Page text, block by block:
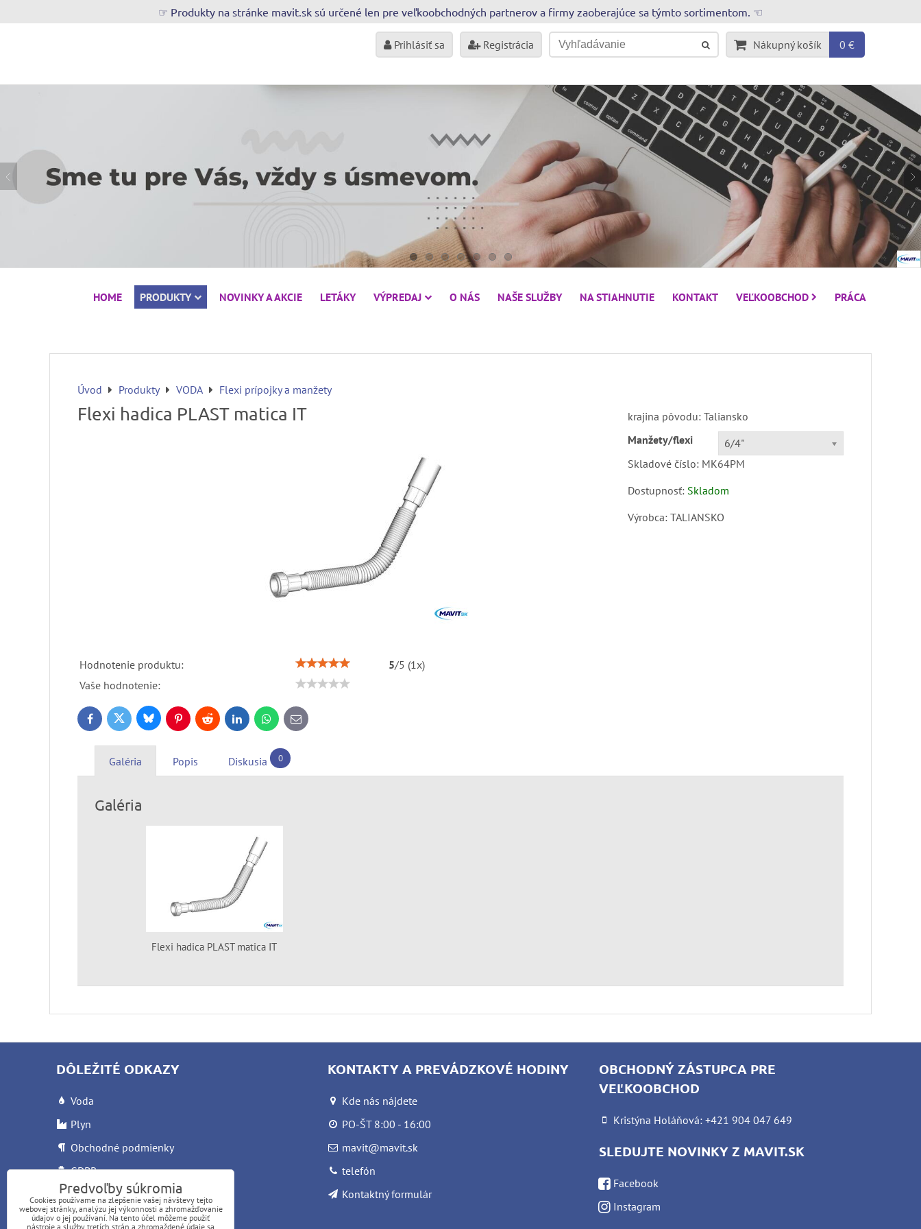
☞ Produkty na stránke mavit.sk sú určené len pre veľkoobchodných partnerov a firmy zaoberajúce sa týmto sortimentom. ☜
Prihlásiť sa Registrácia Nákupný košík 0 €
HOME PRODUKTY NOVINKY A AKCIE LETÁKY VÝPREDAJ O NÁS NAŠE SLUŽBY NA STIAHNUTIE KONTAKT VEĽKOOBCHOD PRÁCA
Úvod Produkty VODA Flexi prípojky a manžety
Flexi hadica PLAST matica IT
Hodnotenie produktu: 5/5 (1x)
Vaše hodnotenie:
krajina pôvodu: Taliansko
Manžety/flexi
6/4"
Skladové číslo: MK64PM
Dostupnosť: Skladom
Výrobca: TALIANSKO
FacebookTwitter BlueskyPinterestReddit LinkedInWhatsApp
E-
mail
Galéria Popis Diskusia 0
Galéria
Flexi hadica PLAST matica IT
DÔLEŽITÉ ODKAZY
Voda
Plyn
Obchodné podmienky
GDPR
Reklamačný list
Letáky
KONTAKTY A PREVÁDZKOVÉ HODINY
Kde nás nájdete
PO-ŠT 8:00 - 16:00
mavit@mavit.sk
telefón
Kontaktný formulár
OBCHODNÝ ZÁSTUPCA PRE
VEĽKOOBCHOD
Kristýna Holáňová: +421 904 047 649
SLEDUJTE NOVINKY Z MAVIT.SK
Facebook
Instagram
Predvoľby súkromia
Cookies používame na zlepšenie vašej návštevy tejto
webovej stránky, analýzu jej výkonnosti a zhromažďovanie
údajov o jej používaní. Na tento účel môžeme použiť
nástroje a služby tretích strán a zhromaždené údaje sa